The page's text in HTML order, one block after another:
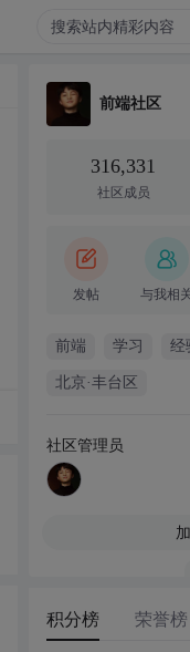
前端社区
316,331
社区成员
发帖 与我相
前端 学习 经
北京·丰台区
社区管理员
积分榜 荣誉榜